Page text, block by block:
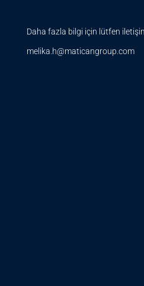
Daha fazla bilgi için lütfen
melika.h@maticangroup.com